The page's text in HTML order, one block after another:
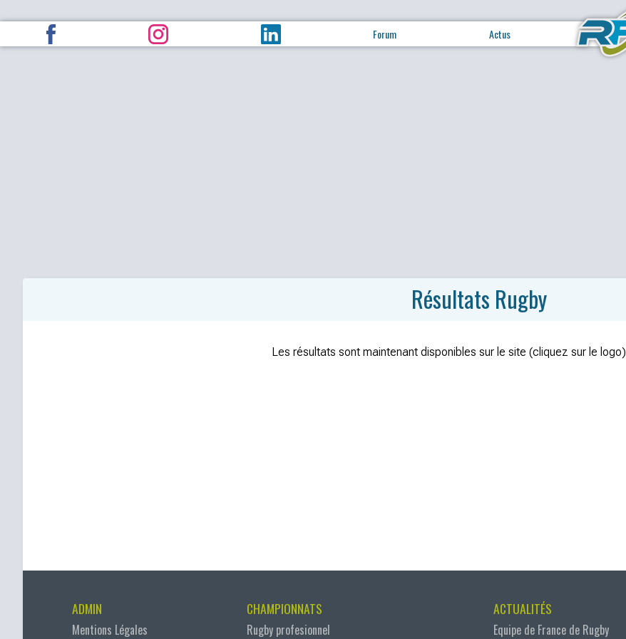
Forum Actus
Résultats Rugby
Les résultats sont maintenant disponibles sur le site (cliquez sur le logo)
ADMIN
Mentions Légales
CHAMPIONNATS
Rugby profesionnel
ACTUALITÉS
Equipe de France de Rugby